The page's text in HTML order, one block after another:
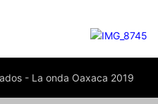
- La onda Oaxaca 2019